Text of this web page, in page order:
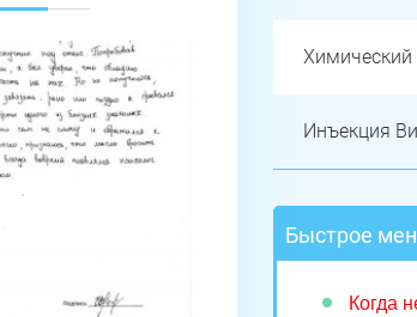
Химический
Инъекция
Быстрое
Когда